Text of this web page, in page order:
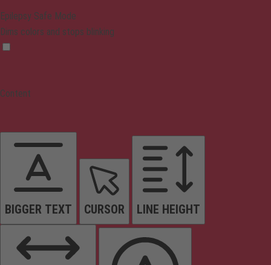
Epilepsy Safe Mode
Dims colors and stops blinking
Content
BIGGER TEXT CURSOR LINE HEIGHT